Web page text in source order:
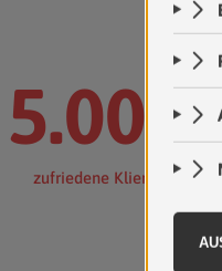
5.000+
zufriedene KlientInnen